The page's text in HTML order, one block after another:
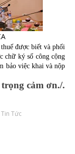
được biết và phối
chữ ký số công cộng
bảo việc khai và nộp
cảm ơn./.
Tin Tức